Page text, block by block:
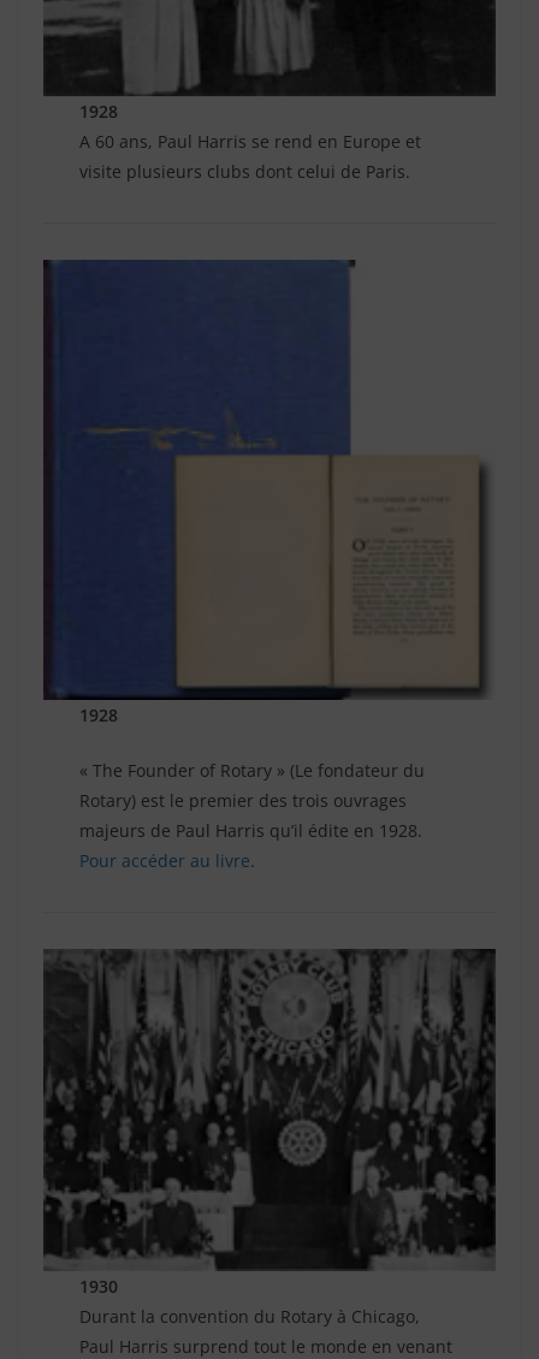
1928
A 60 ans, Paul Harris se rend en Europe et
visite plusieurs clubs dont celui de Paris.
1928
« The Founder of Rotary » (Le fondateur du
Rotary) est le premier des trois ouvrages
majeurs de Paul Harris qu’il édite en 1928.
Pour accéder au livre.
1930
Durant la convention du Rotary à Chicago,
Paul Harris surprend tout le monde en venant